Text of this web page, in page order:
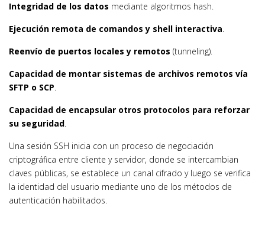
Integridad de los datos mediante algoritmos hash.
Ejecución remota de comandos y shell interactiva.
Reenvío de puertos locales y remotos (tunneling).
Capacidad de montar sistemas de archivos remotos vía
SFTP o SCP.
Capacidad de encapsular otros protocolos para reforzar
su seguridad.
Una sesión SSH inicia con un proceso de negociación
criptográfica entre cliente y servidor, donde se intercambian
claves públicas, se establece un canal cifrado y luego se verifica
la identidad del usuario mediante uno de los métodos de
autenticación habilitados.